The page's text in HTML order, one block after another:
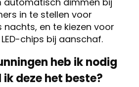
in te stellen voor
nachts, en te kiezen voor
chips bij aanschaf.
heb ik nodig
ik deze het beste?